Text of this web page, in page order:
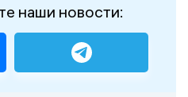
наши новости: